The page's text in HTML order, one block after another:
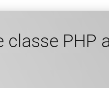
PHP